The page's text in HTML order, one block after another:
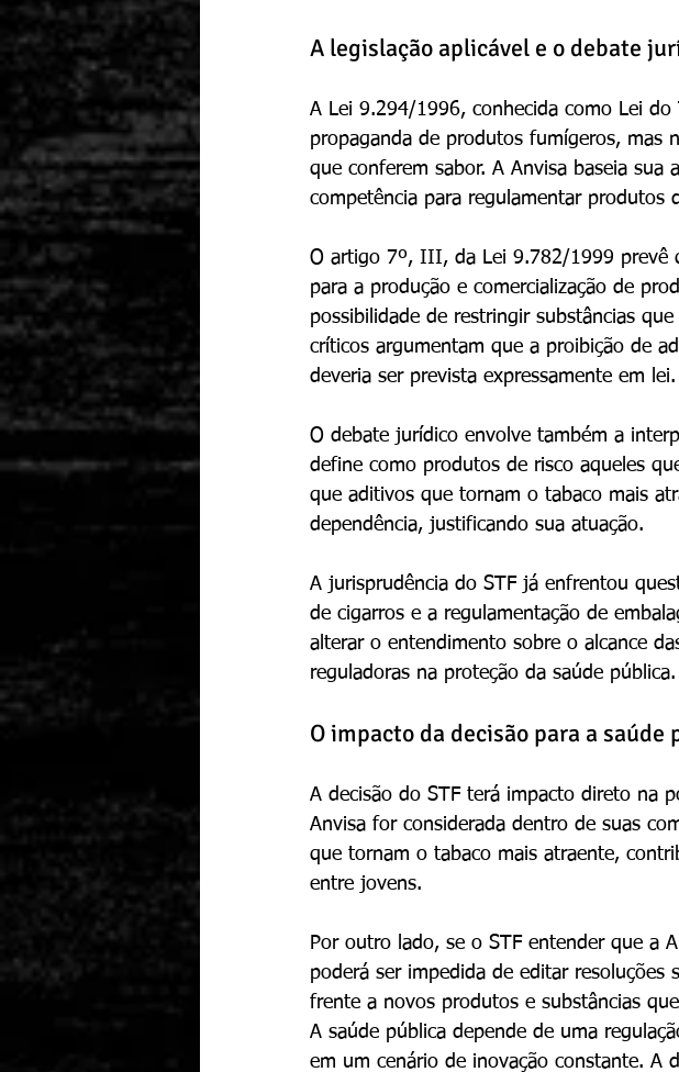
A legislação aplicável e o debate
A Lei 9.294/1996, conhecida como Lei do
propaganda de produtos fumígeros, mas
que conferem sabor. A Anvisa baseia
competência para regulamentar produtos
O artigo 7º, III, da Lei 9.782/1999 prevê
para a produção e comercialização de
possibilidade de restringir substâncias
críticos argumentam que a proibição de
deveria ser prevista expressamente em lei.
O debate jurídico envolve também a
define como produtos de risco aqueles
que aditivos que tornam o tabaco mais
dependência, justificando sua atuação.
A jurisprudência do STF já enfrentou
de cigarros e a regulamentação de
alterar o entendimento sobre o alcance
reguladoras na proteção da saúde pública.
O impacto da decisão para a saúde
A decisão do STF terá impacto direto na
Anvisa for considerada dentro de suas
que tornam o tabaco mais atraente,
entre jovens.
Por outro lado, se o STF entender que a
poderá ser impedida de editar resoluções
frente a novos produtos e substâncias
A saúde pública depende de uma
em um cenário de inovação constante. A